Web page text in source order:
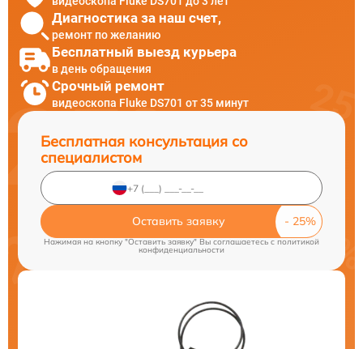
Диагностика за наш счет,
ремонт по желанию
Бесплатный выезд курьера
в день обращения
Срочный ремонт
видеоскопа Fluke DS701 от 35 минут
Бесплатная консультация со
специалистом
Оставить заявку
Нажимая на кнопку "Оставить заявку" Вы соглашаетесь cполитикой
конфиденциальности